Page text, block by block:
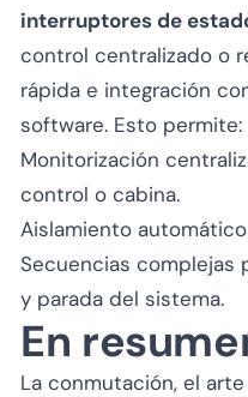
interruptores de
control centralizado o
rápida e integración
software. Esto permite:
Monitorización
control o cabina.
Aislamiento
Secuencias complejas
y parada del sistema.
En
La conmutación, el